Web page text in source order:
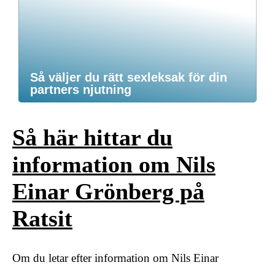
Så väljer du rätt sexleksak för din
partners njutning
Så här hittar du
information om Nils
Einar Grönberg på
Ratsit
Om du letar efter information om Nils Einar